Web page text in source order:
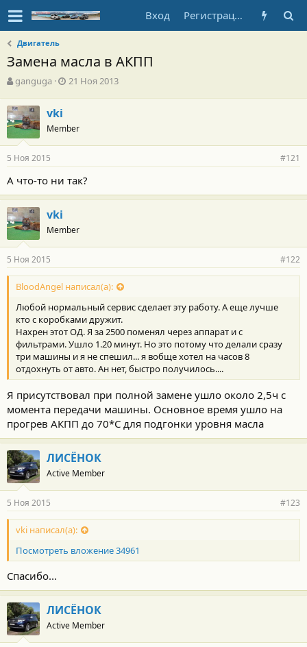
Вход Регистрация
Двигатель
Замена масла в АКПП
А
т
о
р
т
е
м
ы
ganguga
Д
н
а
л
21 Ноя 2013
vki
Member
5 Ноя 2015 #121
А что-то ни так?
vki
Member
5 Ноя 2015 #122
BloodAngel написал(а):
Любой нормальный сервис сделает эту работу. А еще лучше
кто с коробками дружит.
Нахрен этот ОД. Я за 2500 поменял через аппарат и с
фильтрами. Ушло 1.20 минут. Но это потому что делали сразу
три машины и я не спешил... я вобще хотел на часов 8
отдохнуть от авто. Ан нет, быстро получилось....
Я присутствовал при полной замене ушло около 2,5ч с
момента передачи машины. Основное время ушло на
прогрев АКПП до 70*С для подгонки уровня масла
ЛИСЁНОК
Active Member
5 Ноя 2015 #123
vki написал(а):
Посмотреть вложение 34961
Спасибо...
ЛИСЁНОК
Active Member